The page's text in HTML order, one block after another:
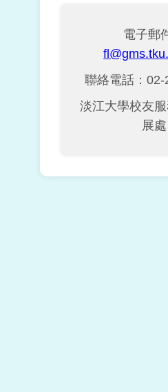
電子郵
聯絡電話：
淡江大學校友
展處